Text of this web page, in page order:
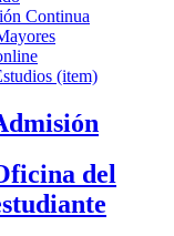
Continua
(item)
del